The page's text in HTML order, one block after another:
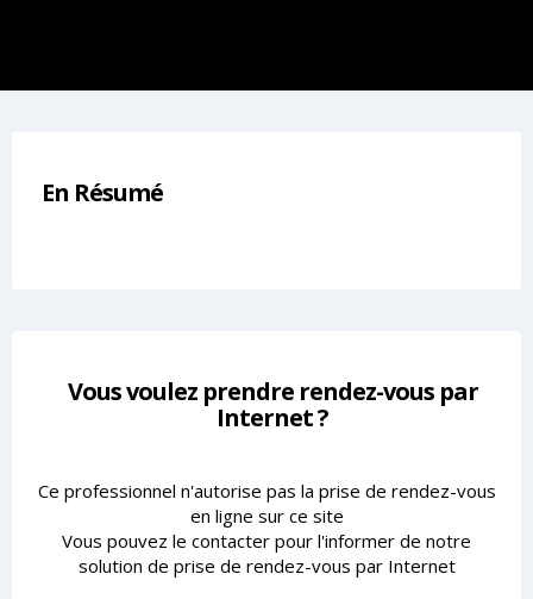
En Résumé
Vous voulez prendre rendez-vous par
Internet ?
Ce professionnel n'autorise pas la prise de rendez-vous
en ligne sur ce site
Vous pouvez le contacter pour l'informer de notre
solution de prise de rendez-vous par Internet